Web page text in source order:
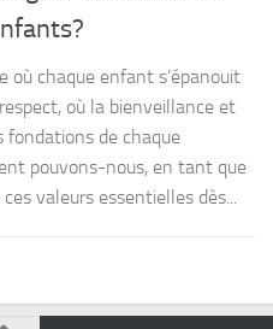
où chaque enfant s’épanouit
où la bienveillance et
fondations de chaque
pouvons-nous, en tant que
valeurs essentielles dès...